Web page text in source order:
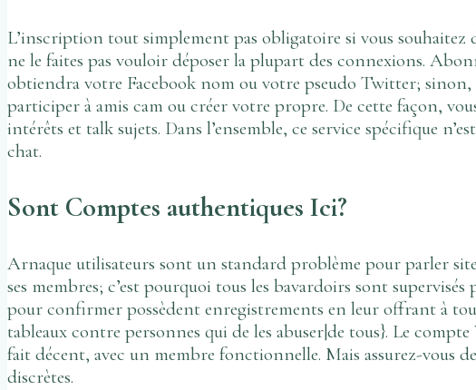
L’inscription tout simplement pas obligatoire si vous souhaitez
ne le faites pas vouloir déposer la plupart des connexions.
obtiendra votre Facebook nom ou votre pseudo Twitter;
participer à amis cam ou créer votre propre. De cette façon,
intérêts et talk sujets. Dans l’ensemble, ce service spécifique
chat.
Sont Comptes authentiques Ici?
Arnaque utilisateurs sont un standard problème pour parler
ses membres; c’est pourquoi tous les bavardoirs sont
pour confirmer possèdent enregistrements en leur offrant à
tableaux contre personnes qui de les abuser|de tous}. Le
fait décent, avec un membre fonctionnelle. Mais assurez-vous
discrètes.